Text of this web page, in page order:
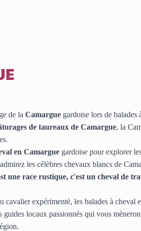
de la Camargue gardoise lors de balades
de taureaux de Camargue, la
en Camargue gardoise pour explorer
les célèbres chevaux blancs de
une race rustique, c'est un cheval de
cavalier expérimenté, les balades à cheval
guides locaux passionnés qui vous